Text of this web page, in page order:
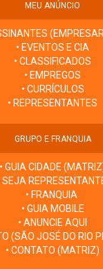
MEU ANÚNCIO
• EVENTOS E CIA
• CLASSIFICADOS
• EMPREGOS
• CURRÍCULOS
• REPRESENTANTES
GRUPO E FRANQUIA
• GUIA CIDADE
SEJA
• FRANQUIA
• GUIA MOBILE
• ANUNCIE AQUI
(SÃO JOSÉ DO RIO
• CONTATO (MATRIZ)